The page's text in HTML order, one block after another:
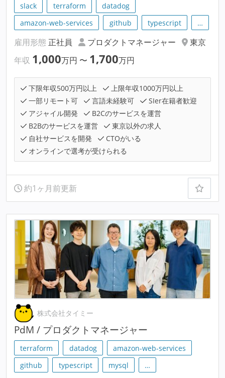
slack terraform
datadog
amazon-web-services
github typescript …
雇用形態 正社員 プロダクトマネージャー
東京
年収 1,000万円 〜 1,700万円
下限年収500万円以上
上限年収1000万円以上
一部リモート可
言語未経験可
SIer在籍者歓迎
アジャイル開発
B2Cのサービスを運営
B2Bのサービスを運営
東京以外の求人
自社サービスを開発
CTOがいる
オンラインで選考が受けられる
約1ヶ月前更新
株式会社タイミー
PdM / プロダクトマネージャー
terraform datadog
amazon-web-services
github
typescript mysql …